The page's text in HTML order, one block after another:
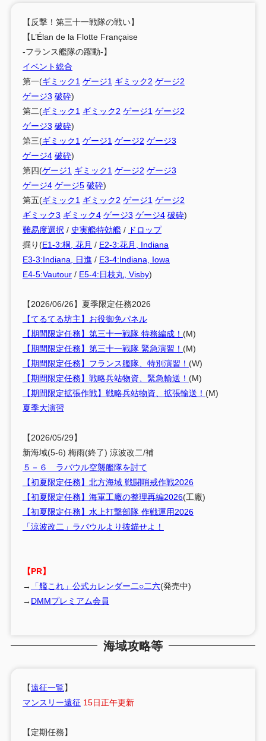
【反撃！第三十一戦隊の戦い】
【L’Élan de la Flotte Française
-フランス艦隊の躍動-】
イベント総合
第一(ギミック1 ゲージ1 ギミック2 ゲージ2
ゲージ3 破砕)
第二(ギミック1 ギミック2 ゲージ1 ゲージ2
ゲージ3 破砕)
第三(ギミック1 ゲージ1 ゲージ2 ゲージ3
ゲージ4 破砕)
第四(ゲージ1 ギミック1 ゲージ2 ゲージ3
ゲージ4 ゲージ5 破砕)
第五(ギミック1 ギミック2 ゲージ1 ゲージ2
ギミック3 ギミック4 ゲージ3 ゲージ4 破砕)
難易度選択 / 史実艦特効艦/ ドロップ
掘り(E1-3:桐, 花月 / E2-3:花月, Indiana
E3-3:Indiana, 日進 / E3-4:Indiana, Iowa
E4-5:Vautour/ E5-4:日枝丸, Visby)
【2026/06/26】夏季限定任務2026
【てるてる坊主】お役御免パネル
【期間限定任務】第三十一戦隊 特務編成！ (M)
【期間限定任務】第三十一戦隊 緊急演習！ (M)
【期間限定任務】フランス艦隊、特別演習！ (W)
【期間限定任務】戦略兵站物資、緊急輸送！ (M)
【期間限定拡張作戦】戦略兵站物資、拡張輸送！ (M)
夏季大演習
【2026/05/29】
新海域(5-6) 梅雨(終了) 涼波改二/補
５－６ ラバウル空襲艦隊を討て
【初夏限定任務】北方海域 戦闘哨戒作戦2026
【初夏限定任務】海軍工廠の整理再編2026(工廠)
【初夏限定任務】水上打撃部隊 作戦運用2026
「涼波改二」ラバウルより抜錨せよ！
【PR】
→
「艦これ」公式カレンダー二○二六(発売中)
→ DMMプレミアム会員
海域攻略等
【遠征一覧】
マンスリー遠征 15日正午更新
【定期任務】